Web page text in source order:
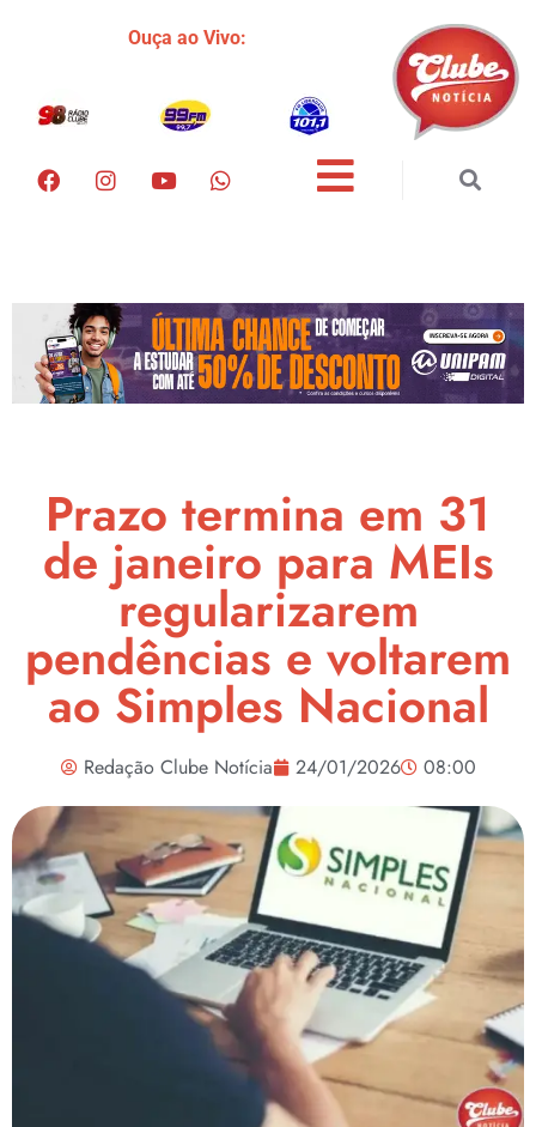
Ouça ao Vivo:
Prazo termina em 31
de janeiro para MEIs
regularizarem
pendências e voltarem
ao Simples Nacional
Redação Clube Notícia 24/01/2026 08:00